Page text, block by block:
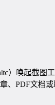
）唤起截图
、PDF文档或